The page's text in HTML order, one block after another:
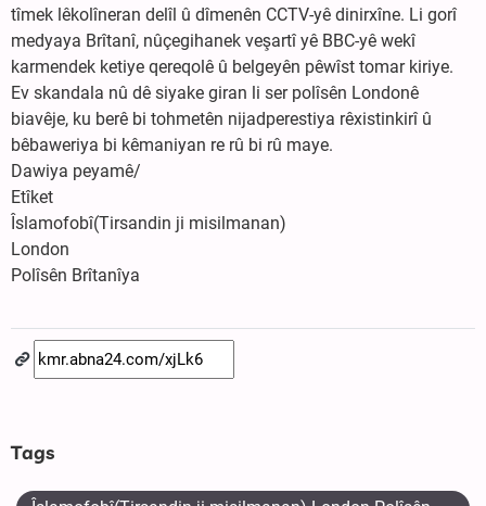
tîmek lêkolîneran delîl û dîmenên CCTV-yê dinirxîne. Li gorî
medyaya Brîtanî, nûçegihanek veşartî yê BBC-yê wekî
karmendek ketiye qereqolê û belgeyên pêwîst tomar kiriye.
Ev skandala nû dê siyake giran li ser polîsên Londonê
biavêje, ku berê bi tohmetên nijadperestiya rêxistinkirî û
bêbaweriya bi kêmaniyan re rû bi rû maye.
Dawiya peyamê/
Etîket
Îslamofobî(Tirsandin ji misilmanan)
London
Polîsên Brîtanîya
Tags